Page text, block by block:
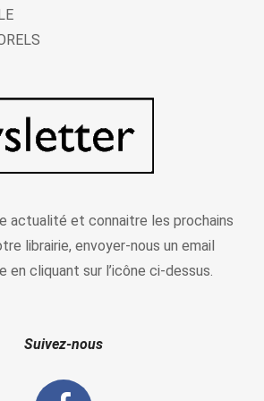
actualité et connaitre les prochains
librairie, envoyer-nous un email
en cliquant sur l’icône ci-dessus.
Suivez-nous